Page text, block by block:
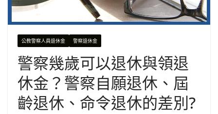
公教警察人員退休金 警察退休金
警察幾歲可以退休與領退
休金？警察自願退休、屆
齡退休、命令退休的差別?